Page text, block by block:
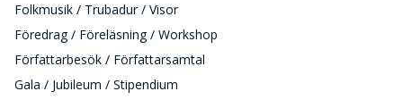
Folkmusik / Trubadur / Visor
Föredrag / Föreläsning / Workshop
Författarbesök / Författarsamtal
Gala / Jubileum / Stipendium